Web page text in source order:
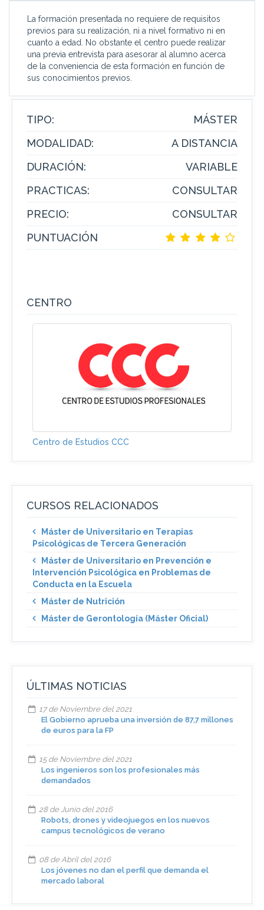
La formación presentada no requiere de requisitos
previos para su realización, ni a nivel formativo ni en
cuanto a edad. No obstante el centro puede realizar
una previa entrevista para asesorar al alumno acerca
de la conveniencia de esta formación en función de
sus conocimientos previos.
TIPO:
MÁSTER
MODALIDAD:
A DISTANCIA
DURACIÓN:
VARIABLE
PRACTICAS:
CONSULTAR
PRECIO:
CONSULTAR
PUNTUACIÓN
CENTRO
Centro de Estudios CCC
CURSOS RELACIONADOS
Máster de Universitario en Terapias
Psicológicas de Tercera Generación
Máster de Universitario en Prevención e
Intervención Psicológica en Problemas de
Conducta en la Escuela
Máster de Nutrición
Máster de Gerontología (Máster Oficial)
ÚLTIMAS NOTICIAS
17 de Noviembre del 2021
El Gobierno aprueba una inversión de 87,7 millones
de euros para la FP
15 de Noviembre del 2021
Los ingenieros son los profesionales más
demandados
28 de Junio del 2016
Robots, drones y videojuegos en los nuevos
campus tecnológicos de verano
08 de Abril del 2016
Los jóvenes no dan el perfil que demanda el
mercado laboral